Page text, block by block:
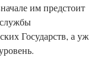
им предстоит
Государств, а уж